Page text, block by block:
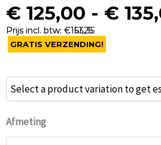
€ 125,00
Prijs incl. btw: €151,25
- €
Prijs incl. btw: €163,35
GRATIS VERZENDING!
Select a product variation to get
Afmeting
Kantoor
&
Kantine
Tafel